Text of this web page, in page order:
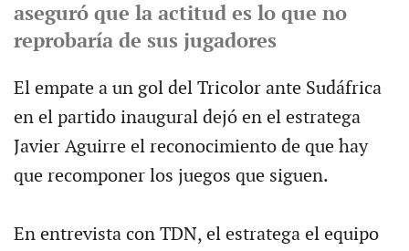
aseguró que la actitud es lo que no
reprobaría de sus jugadores
El empate a un gol del Tricolor ante Sudáfrica
en el partido inaugural dejó en el estratega
Javier Aguirre el reconocimiento de que hay
que recomponer los juegos que siguen.
En entrevista con TDN, el estratega el equipo